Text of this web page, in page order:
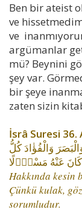
Ben bir ateist
ve
ve
argümanlar
mü? Beynini
şey var.
bir şeye
zaten sizin
İsrâ Suresi 36.
وَالْفُؤٰادَ كُلُّ
عَنْهُ مَسْؤُ۫لًا
Hakkında kesin
Çünkü kulak,
sorumludur.